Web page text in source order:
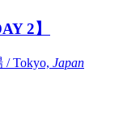
2】
/ Tokyo, Japan